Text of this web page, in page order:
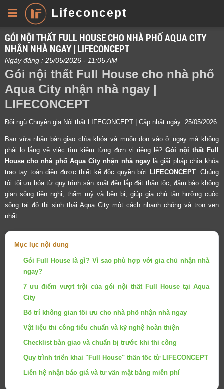
Lifeconcept
GÓI NỘI THẤT FULL HOUSE CHO NHÀ PHỐ AQUA CITY
NHẬN NHÀ NGAY | LIFECONCEPT
Ngày đăng : 25/05/2026 - 11:05 AM
Gói nội thất Full House cho nhà phố
Aqua City nhận nhà ngay |
LIFECONCEPT
Đội ngũ Chuyên gia Nội thất LIFECONCEPT | Cập nhật ngày: 25/05/2026
Bạn vừa nhận bàn giao chìa khóa và muốn dọn vào ở ngay mà không
phải lo lắng về việc tìm kiếm từng đơn vị riêng lẻ? Gói nội thất Full
House cho nhà phố Aqua City nhận nhà ngaylà giải pháp chìa khóa
trao tay toàn diện được thiết kế độc quyền bởi LIFECONCEPT. Chúng
tôi tối ưu hóa từ quy trình sản xuất đến lắp đặt thần tốc, đảm bảo không
gian sống tiện nghi, thẩm mỹ và bền bỉ, giúp gia chủ tận hưởng cuộc
sống tại đô thị sinh thái Aqua City một cách nhanh chóng và trọn vẹn
nhất.
Mục lục nội dung
Gói Full House là gì? Vì sao phù hợp với gia chủ nhận nhà
ngay?
7 ưu điểm vượt trội của gói nội thất Full House tại Aqua
City
Bố trí không gian tối ưu cho nhà phố nhận nhà ngay
Vật liệu thi công tiêu chuẩn và kỹ nghệ hoàn thiện
Checklist bàn giao và chuẩn bị trước khi thi công
Quy trình triển khai "Full House" thần tốc từ LIFECONCEPT
Liên hệ nhận báo giá và tư vấn mặt bằng miễn phí